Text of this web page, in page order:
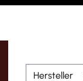
Hersteller